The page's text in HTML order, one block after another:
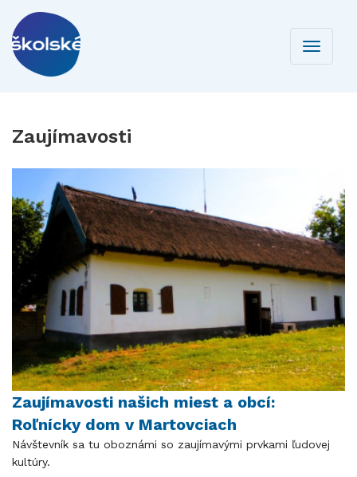
Toggle
Zaujímavosti
Zaujímavosti našich miest a obcí:
Roľnícky dom v Martovciach
Návštevník sa tu oboznámi so zaujímavými prvkami ľudovej
kultúry.